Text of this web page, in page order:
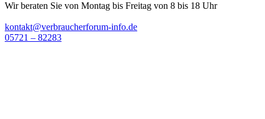
Wir beraten Sie von Montag bis Freitag von 8 bis 18 Uhr
kontakt@verbraucherforum-info.de
05721 – 82283